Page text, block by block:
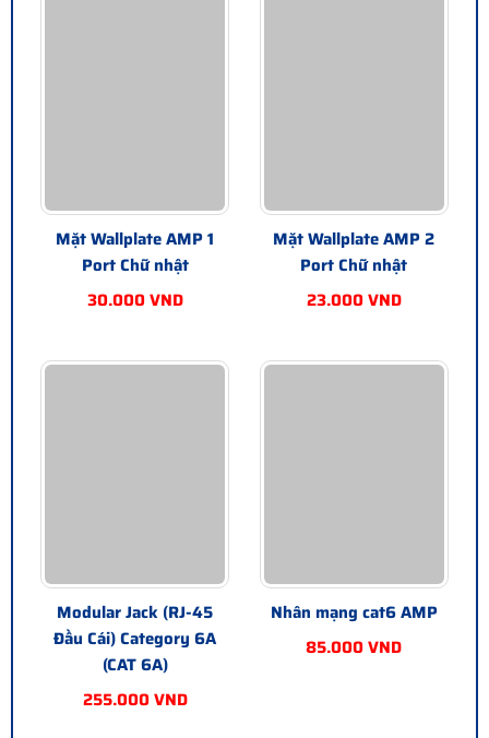
Mặt Wallplate AMP 1
Port Chữ nhật
30.000 VND
Mặt Wallplate AMP 2
Port Chữ nhật
23.000 VND
Modular Jack (RJ-45
Đầu Cái) Category 6A
(CAT 6A)
255.000 VND
Nhân mạng cat6 AMP
85.000 VND